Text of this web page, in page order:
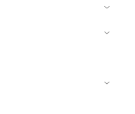
›
›
›